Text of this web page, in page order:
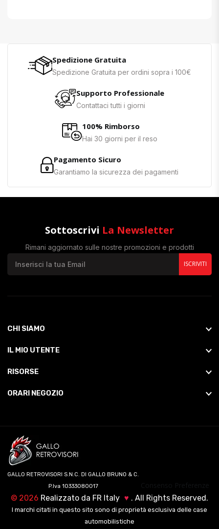
Spedizione Gratuita
Spedizione Gratuita per ordini sopra i 100€
Supporto Professionale
Contattaci tutti i giorni
100% Rimborso
Hai 30 giorni per il reso
Pagamento Sicuro
Garantiamo la sicurezza dei pagamenti
Sottoscrivi La Newsletter
Rimani aggiornato sulle nostre promozioni e prodotti
ISCRIVITI
CHI SIAMO
IL MIO UTENTE
RISORSE
ORARI NEGOZIO
GALLO RETROVISORI S.N.C. DI GALLO BRUNO & C.
P.Iva 10333080017
© 2026 Realizzato da FR Italy ♥ . All Rights Reserved.
I marchi citati in questo sito sono di proprietà esclusiva delle case
automobilistiche